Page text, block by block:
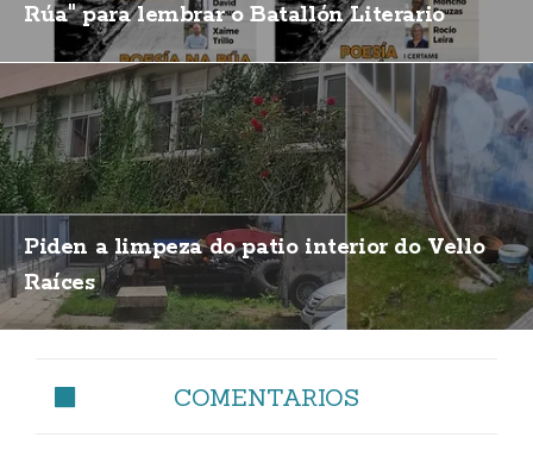
Rúa" para lembrar o Batallón Literario
Piden a limpeza do patio interior do Vello
Raíces
COMENTARIOS